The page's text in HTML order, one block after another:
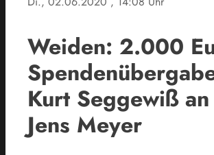
Weiden: 2.000
Kurt Seggewiß
Jens Meyer